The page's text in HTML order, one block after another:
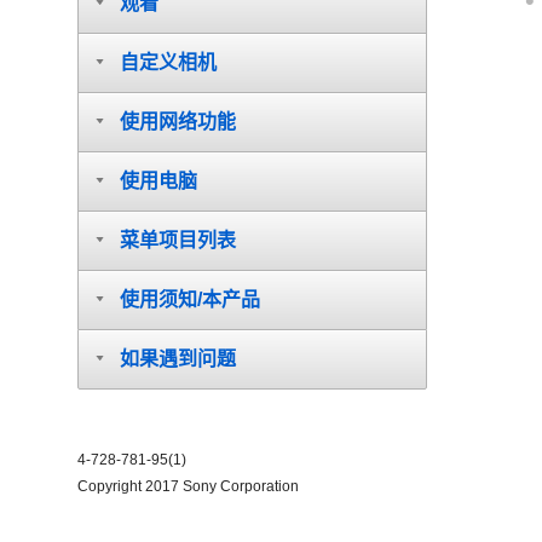
自定义相机
使用网络功能
使用电脑
菜单项目列表
使用须知/本产品
如果遇到问题
4-728-781-95(1)
Copyright 2017 Sony Corporation